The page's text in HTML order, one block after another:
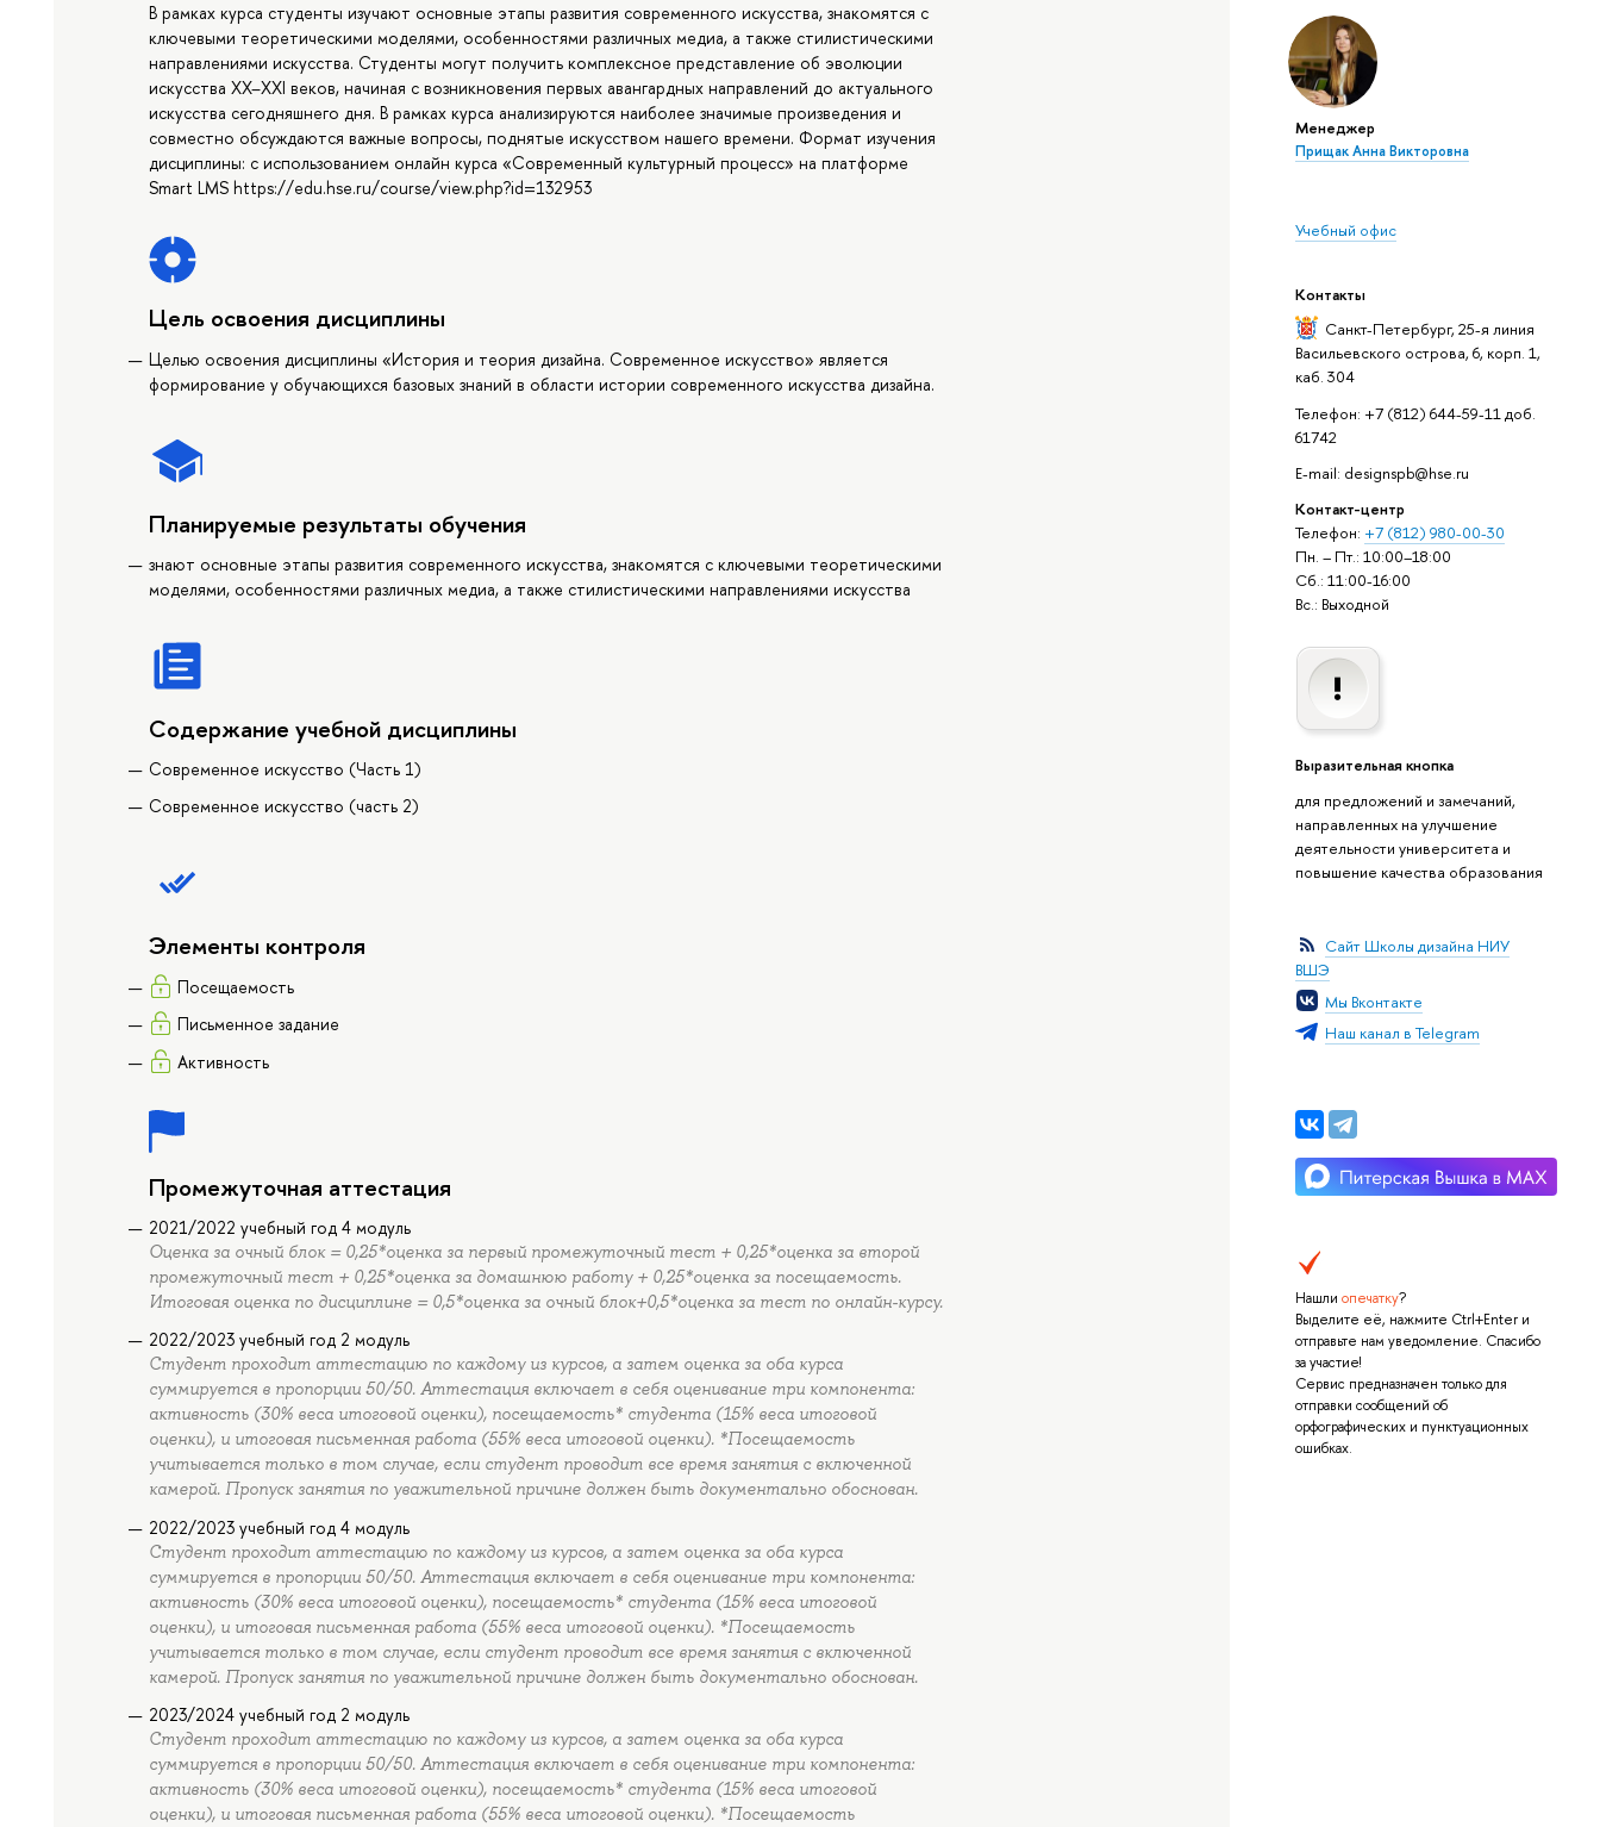
Менеджер
Прищак Анна Викторовна
Учебный офис
Контакты
Санкт-Петербург, 25-я линия
Васильевского острова, 6, корп. 1,
каб. 304
Телефон: +7 (812) 644-59-11 доб.
61742
E-mail: designspb@hse.ru
Контакт-центр
Телефон: +7 (812) 980-00-30
Пн. – Пт.: 10:00–18:00
Сб.: 11:00-16:00
Вс.: Выходной
Выразительная кнопка
для предложений и замечаний,
направленных на улучшение
деятельности университета и
повышение качества образования
Сайт Школы дизайна НИУ
ВШЭ
Мы Вконтакте
Наш канал в Telegram
Нашли опечатку?
Выделите её, нажмите Ctrl+Enter и
отправьте нам уведомление. Спасибо
за участие!
Сервис предназначен только для
отправки сообщений об
орфографических и пунктуационных
ошибках.
В рамках курса студенты изучают основные этапы развития современного искусства, знакомятся с
ключевыми теоретическими моделями, особенностями различных медиа, а также стилистическими
направлениями искусства. Студенты могут получить комплексное представление об эволюции
искусства XX–XXI веков, начиная с возникновения первых авангардных направлений до актуального
искусства сегодняшнего дня. В рамках курса анализируются наиболее значимые произведения и
совместно обсуждаются важные вопросы, поднятые искусством нашего времени. Формат изучения
дисциплины: с использованием онлайн курса «Современный культурный процесс» на платформе
Smart LMS https://edu.hse.ru/course/view.php?id=132953
Цель освоения дисциплины
Целью освоения дисциплины «История и теория дизайна. Современное искусство» является
формирование у обучающихся базовых знаний в области истории современного искусства дизайна.
Планируемые результаты обучения
знают основные этапы развития современного искусства, знакомятся с ключевыми теоретическими
моделями, особенностями различных медиа, а также стилистическими направлениями искусства
Содержание учебной дисциплины
Современное искусство (Часть 1)
Современное искусство (часть 2)
Элементы контроля
Посещаемость
Письменное задание
Активность
Промежуточная аттестация
2021/2022 учебный год 4 модуль
Оценка за очный блок = 0,25*оценка за первый промежуточный тест + 0,25*оценка за второй
промежуточный тест + 0,25*оценка за домашнюю работу + 0,25*оценка за посещаемость.
Итоговая оценка по дисциплине = 0,5*оценка за очный блок+0,5*оценка за тест по онлайн-курсу.
2022/2023 учебный год 2 модуль
Студент проходит аттестацию по каждому из курсов, а затем оценка за оба курса
суммируется в пропорции 50/50. Аттестация включает в себя оценивание три компонента:
активность (30% веса итоговой оценки), посещаемость* студента (15% веса итоговой
оценки), и итоговая письменная работа (55% веса итоговой оценки). *Посещаемость
учитывается только в том случае, если студент проводит все время занятия с включенной
камерой. Пропуск занятия по уважительной причине должен быть документально обоснован.
2022/2023 учебный год 4 модуль
Студент проходит аттестацию по каждому из курсов, а затем оценка за оба курса
суммируется в пропорции 50/50. Аттестация включает в себя оценивание три компонента:
активность (30% веса итоговой оценки), посещаемость* студента (15% веса итоговой
оценки), и итоговая письменная работа (55% веса итоговой оценки). *Посещаемость
учитывается только в том случае, если студент проводит все время занятия с включенной
камерой. Пропуск занятия по уважительной причине должен быть документально обоснован.
2023/2024 учебный год 2 модуль
Студент проходит аттестацию по каждому из курсов, а затем оценка за оба курса
суммируется в пропорции 50/50. Аттестация включает в себя оценивание три компонента:
активность (30% веса итоговой оценки), посещаемость* студента (15% веса итоговой
оценки), и итоговая письменная работа (55% веса итоговой оценки). *Посещаемость